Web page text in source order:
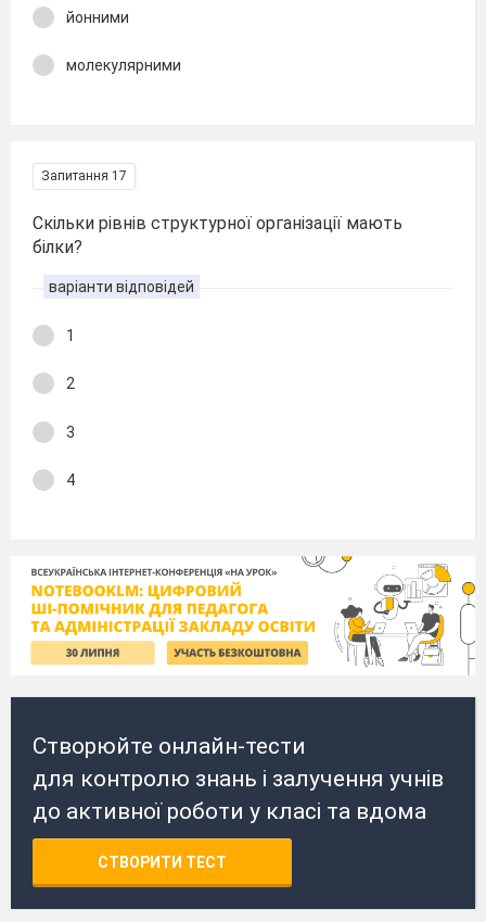
йонними
молекулярними
Запитання 17
Скільки рівнів структурної організації мають
білки?
варіанти відповідей
1
2
3
4
Створюйте онлайн-тести
для контролю знань і залучення учнів
до активної роботи у класі та вдома
СТВОРИТИ ТЕСТ